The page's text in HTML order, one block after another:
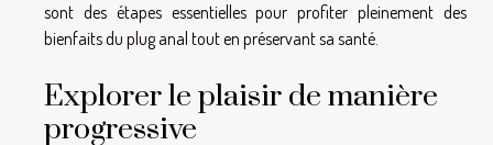
sont des étapes essentielles pour profiter pleinement des
bienfaits du plug anal tout en préservant sa santé.
Explorer le plaisir de manière
progressive